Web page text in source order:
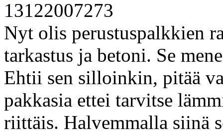
Nyt olis perustuspalkkien
tarkastus ja betoni. Se
Ehtii sen silloinkin, pitää
pakkasia ettei tarvitse
riittäis. Halvemmalla siinä